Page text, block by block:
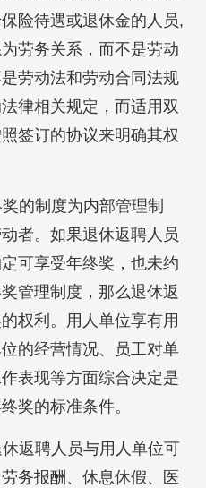
险待遇或退休金的人员,
劳务关系，而不是劳动
劳动法和劳动合同法规
律相关规定，而适用双
签订的协议来明确其权
的制度为内部管理制
者。如果退休返聘人员
可享受年终奖，也未约
管理制度，那么退休返
权利。用人单位享有用
的经营情况、员工对单
表现等方面综合决定是
奖的标准条件。
返聘人员与用人单位可
务报酬、休息休假、医